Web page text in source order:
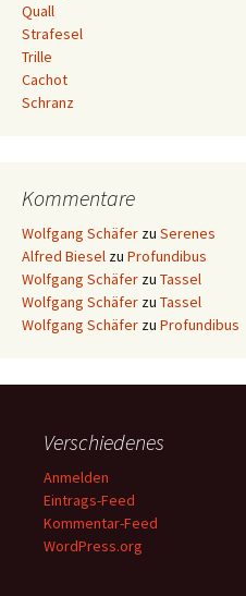
Quall
Strafesel
Trille
Cachot
Schranz
Kommentare
Wolfgang Schäfer zu Serenes
Alfred Biesel zu Profundibus
Wolfgang Schäfer zu Tassel
Wolfgang Schäfer zu Tassel
Wolfgang Schäfer zu Profundibus
Verschiedenes
Anmelden
Eintrags-Feed
Kommentar-Feed
WordPress.org